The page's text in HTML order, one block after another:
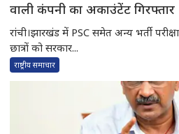
वाली कंपनी का अकाउंटेंट गिरफ्तार
रांची।झारखंड में PSC समेत अन्य भर्ती
छात्रों को सरकार...
राष्ट्रीय समाचार